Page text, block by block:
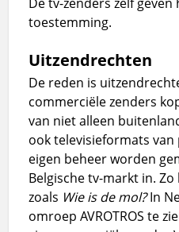
toestemming.
Uitzendrechten
De reden is
commerciële zenders
van niet alleen
ook televisieformats van
eigen beheer worden
Belgische tv-markt in.
zoals Wie is de mol?In
omroep AVROTROS te